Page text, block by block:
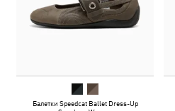
Балетки Speedcat Ballet Dress-Up